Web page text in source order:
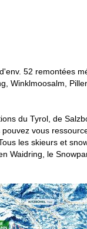
52 remontées
Winklmoosalm,
du Tyrol, de
vous
les skieurs et
Waidring, le